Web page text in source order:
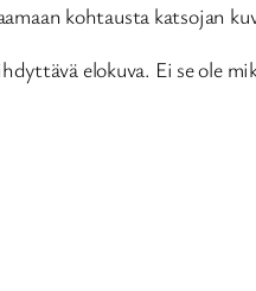
kohtausta katsojan
elokuva. Ei se ole